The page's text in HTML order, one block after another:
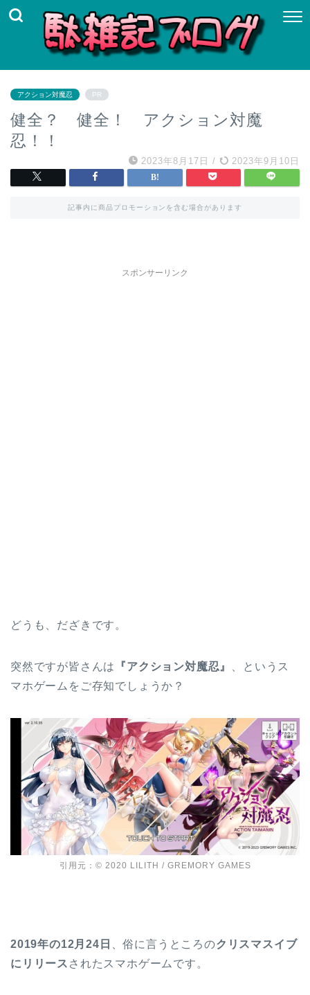
アクション対魔忍 PR
健全？ 健全！ アクション対魔
忍！！
2023年8月17日 / 2023年9月10日
記事内に商品プロモーションを含む場合があります
スポンサーリンク
どうも、だざきです。
突然ですが皆さんは 『アクション対魔忍』
、というス
マホゲームをご存知でしょうか？
引用元：© 2020 LILITH / GREMORY GAMES
2019年の12月24日 、俗に言うところのクリスマスイブ
にリリース されたスマホゲームです。